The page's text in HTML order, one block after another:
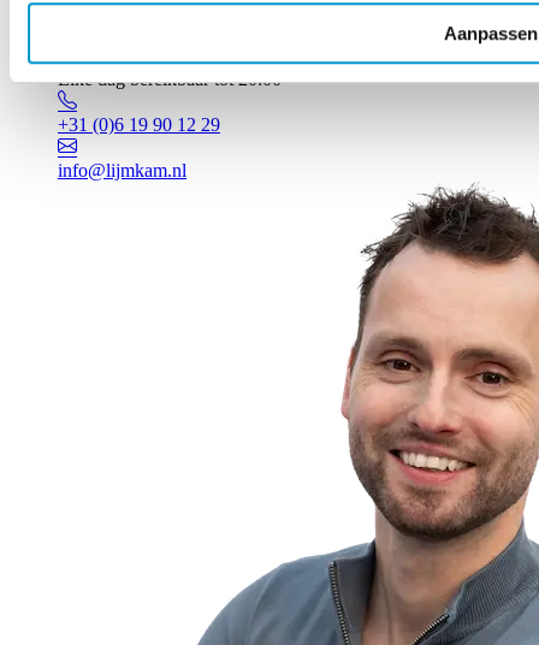
Aanpassen
Elke dag bereikbaar tot 20:00
+31 (0)6 19 90 12 29
info@lijmkam.nl